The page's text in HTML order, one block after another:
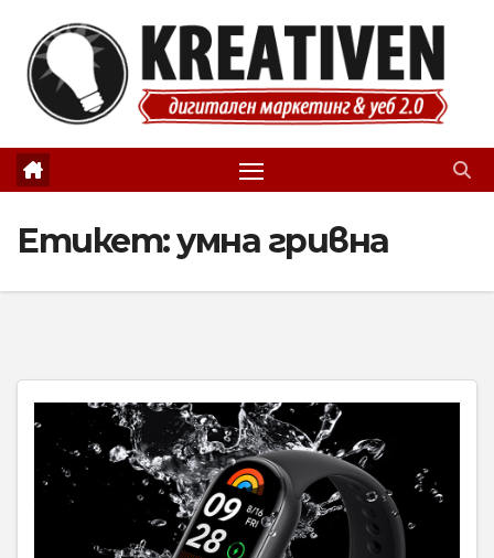
content
Етикет:умна гривна